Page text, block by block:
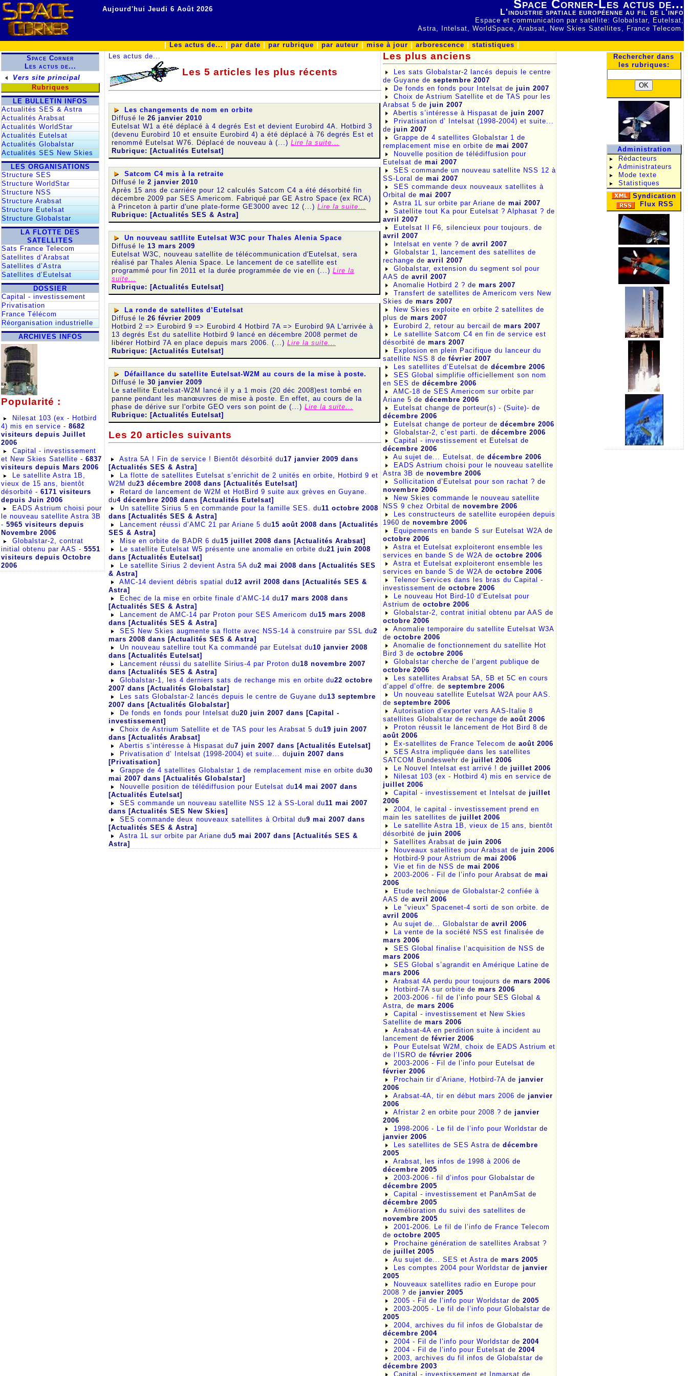
Aujourd'hui Jeudi 6 Août 2026 Space Corner-Les actus de...
L'industrie spatiale européenne au fil de l'info
Espace et communication par satellite: Globalstar, Eutelsat,
Astra, Intelsat, WorldSpace, Arabsat, New Skies Satellites, France Telecom.
Les actus de... par date par rubrique par auteur mise à jour arborescence statistiques
Space Corner
Les actus de...
Vers site principal
Rubriques
LE BULLETIN INFOS
Actualités SES & Astra
Actualités Arabsat
Actualités WorldStar
Actualités Eutelsat
Actualités Globalstar
Actualités SES New Skies
LES ORGANISATIONS
Structure SES
Structure WorldStar
Structure NSS
Structure Arabsat
Structure Eutelsat
Structure Globalstar
LA FLOTTE DES
SATELLITES
Sats France Telecom
Satellites d’Arabsat
Satellites d’Astra
Satellites d’Eutelsat
DOSSIER
Capital - investissement
Privatisation
France Télécom
Réorganisation industrielle
ARCHIVES INFOS
Popularité :
Nilesat 103 (ex - Hotbird
4) mis en service - 8682
visiteurs depuis Juillet
2006
Capital - investissement
et New Skies Satellite - 6837
visiteurs depuis Mars 2006
Le satellite Astra 1B,
vieux de 15 ans, bientôt
désorbité - 6171 visiteurs
depuis Juin 2006
EADS Astrium choisi pour
le nouveau satellite Astra 3B
- 5965 visiteurs depuis
Novembre 2006
Globalstar-2, contrat
initial obtenu par AAS - 5551
visiteurs depuis Octobre
2006
Rechercher dans
les rubriques:
Administration
Rédacteurs
Administrateurs
Mode texte
Statistiques
Syndication
Flux RSS
Les actus de...
Les 5 articles les plus récents
Les changements de nom en orbite
Diffusé le 26 janvier 2010
Eutelsat W1 a été déplacé à 4 degrés Est et devient Eurobird 4A. Hotbird 3
(devenu Eurobird 10 et ensuite Eurobird 4) a été déplacé à 76 degrés Est et
renommé Eutelsat W76. Déplacé de nouveau à (...) Lire la suite...
Rubrique: [Actualités Eutelsat]
Satcom C4 mis à la retraite
Diffusé le 2 janvier 2010
Après 15 ans de carriére pour 12 calculés Satcom C4 a été désorbité fin
décembre 2009 par SES Americom. Fabriqué par GE Astro Space (ex RCA)
à Princeton à partir d'une plate-forme GE3000 avec 12 (...) Lire la suite...
Rubrique: [Actualités SES & Astra]
Un nouveau satllite Eutelsat W3C pour Thales Alenia Space
Diffusé le 13 mars 2009
Eutelsat W3C, nouveau satellite de télécommunication d'Eutelsat, sera
réalisé par Thales Alenia Space. Le lancement de ce satellite est
programmé pour fin 2011 et la durée programmée de vie en (...) Lire la
suite...
Rubrique: [Actualités Eutelsat]
La ronde de satellites d’Eutelsat
Diffusé le 26 février 2009
Hotbird 2 => Eurobird 9 => Eurobird 4 Hotbird 7A => Eurobird 9A L'arrivée à
13 degrés Est du satellite Hotbird 9 lancé en décembre 2008 permet de
libérer Hotbird 7A en place depuis mars 2006. (...) Lire la suite...
Rubrique: [Actualités Eutelsat]
Défaillance du satellite Eutelsat-W2M au cours de la mise à poste.
Diffusé le 30 janvier 2009
Le satellite Eutelsat-W2M lancé il y a 1 mois (20 déc 2008)est tombé en
panne pendant les manœuvres de mise à poste. En effet, au cours de la
phase de dérive sur l'orbite GEO vers son point de (...) Lire la suite...
Rubrique: [Actualités Eutelsat]
Les 20 articles suivants
Astra 5A ! Fin de service ! Bientôt désorbité du17 janvier 2009 dans
[Actualités SES & Astra]
La flotte de satellites Eutelsat s’enrichit de 2 unités en orbite, Hotbird 9 et
W2M du23 décembre 2008 dans [Actualités Eutelsat]
Retard de lancement de W2M et HotBird 9 suite aux grèves en Guyane.
du4 décembre 2008 dans [Actualités Eutelsat]
Un satellite Sirius 5 en commande pour la famille SES.
du11 octobre 2008
dans [Actualités SES & Astra]
Lancement réussi d’AMC 21 par Ariane 5 du15 août 2008 dans [Actualités
SES & Astra]
Mise en orbite de BADR 6 du15 juillet 2008 dans [Actualités Arabsat]
Le satellite Eutelsat W5 présente une anomalie en orbite du21 juin 2008
dans [Actualités Eutelsat]
Le satellite Sirius 2 devient Astra 5A du2 mai 2008 dans [Actualités SES
& Astra]
AMC-14 devient débris spatial du12 avril 2008 dans [Actualités SES &
Astra]
Echec de la mise en orbite finale d’AMC-14 du17 mars 2008 dans
[Actualités SES & Astra]
Lancement de AMC-14 par Proton pour SES Americom du15 mars 2008
dans [Actualités SES & Astra]
SES New Skies augmente sa flotte avec NSS-14 à construire par SSL
du2
mars 2008 dans [Actualités SES & Astra]
Un nouveau satellire tout Ka commandé par Eutelsat du10 janvier 2008
dans [Actualités Eutelsat]
Lancement réussi du satellite Sirius-4 par Proton du18 novembre 2007
dans [Actualités SES & Astra]
Globalstar-1, les 4 derniers sats de rechange mis en orbite du22 octobre
2007 dans [Actualités Globalstar]
Les sats Globalstar-2 lancés depuis le centre de Guyane du13 septembre
2007 dans [Actualités Globalstar]
De fonds en fonds pour Intelsat du20 juin 2007 dans [Capital -
investissement]
Choix de Astrium Satellite et de TAS pour les Arabsat 5 du19 juin 2007
dans [Actualités Arabsat]
Abertis s’intéresse à Hispasat du7 juin 2007 dans [Actualités Eutelsat]
Privatisation d’ Intelsat (1998-2004) et suite...
dujuin 2007 dans
[Privatisation]
Grappe de 4 satellites Globalstar 1 de remplacement mise en orbite du30
mai 2007 dans [Actualités Globalstar]
Nouvelle position de télédiffusion pour Eutelsat du14 mai 2007 dans
[Actualités Eutelsat]
SES commande un nouveau satellite NSS 12 à SS-Loral du11 mai 2007
dans [Actualités SES New Skies]
SES commande deux nouveaux satellites à Orbital du9 mai 2007 dans
[Actualités SES & Astra]
Astra 1L sur orbite par Ariane du5 mai 2007 dans [Actualités SES &
Astra]
Les plus anciens
Les sats Globalstar-2 lancés depuis le centre
de Guyane deseptembre 2007
De fonds en fonds pour Intelsat de juin 2007
Choix de Astrium Satellite et de TAS pour les
Arabsat 5 de juin 2007
Abertis s’intéresse à Hispasat de juin 2007
Privatisation d’ Intelsat (1998-2004) et suite...
de juin 2007
Grappe de 4 satellites Globalstar 1 de
remplacement mise en orbite demai 2007
Nouvelle position de télédiffusion pour
Eutelsat demai 2007
SES commande un nouveau satellite NSS 12 à
SS-Loral
demai 2007
SES commande deux nouveaux satellites à
Orbital
demai 2007
Astra 1L sur orbite par Ariane demai 2007
Satellite tout Ka pour Eutelsat ? Alphasat ? de
avril 2007
Eutelsat II F6, silencieux pour toujours.
de
avril 2007
Intelsat en vente ? deavril 2007
Globalstar 1, lancement des satellites de
rechange deavril 2007
Globalstar, extension du segment sol pour
AAS deavril 2007
Anomalie Hotbird 2 ? demars 2007
Transfert de satellites de Americom vers New
Skies demars 2007
New Skies exploite en orbite 2 satellites de
plus demars 2007
Eurobird 2, retour au bercail
demars 2007
Le satellite Satcom C4 en fin de service est
désorbité demars 2007
Explosion en plein Pacifique du lanceur du
satellite NSS 8 defévrier 2007
Les satellites d’Eutelsat dedécembre 2006
SES Global simplifie officiellement son nom
en SES dedécembre 2006
AMC-18 de SES Americom sur orbite par
Ariane 5 dedécembre 2006
Eutelsat change de porteur(s) - (Suite)- de
décembre 2006
Eutelsat change de porteur dedécembre 2006
Globalstar-2, c’est parti.
dedécembre 2006
Capital - investissement et Eutelsat de
décembre 2006
Au sujet de... Eutelsat.
dedécembre 2006
EADS Astrium choisi pour le nouveau satellite
Astra 3B denovembre 2006
Sollicitation d’Eutelsat pour son rachat ? de
novembre 2006
New Skies commande le nouveau satellite
NSS 9 chez Orbital
denovembre 2006
Les constructeurs de satellite européen depuis
1960 denovembre 2006
Equipements en bande S sur Eutelsat W2A de
octobre 2006
Astra et Eutelsat exploiteront ensemble les
services en bande S de W2A deoctobre 2006
Astra et Eutelsat exploiteront ensemble les
services en bande S de W2A deoctobre 2006
Telenor Services dans les bras du Capital -
investissement deoctobre 2006
Le nouveau Hot Bird-10 d’Eutelsat pour
Astrium deoctobre 2006
Globalstar-2, contrat initial obtenu par AAS de
octobre 2006
Anomalie temporaire du satellite Eutelsat W3A
deoctobre 2006
Anomalie de fonctionnement du satellite Hot
Bird 3 deoctobre 2006
Globalstar cherche de l’argent publique de
octobre 2006
Les satellites Arabsat 5A, 5B et 5C en cours
d’appel d’offre.
deseptembre 2006
Un nouveau satellite Eutelsat W2A pour AAS.
deseptembre 2006
Autorisation d’exporter vers AAS-Italie 8
satellites Globalstar de rechange deaoût 2006
Proton réussit le lancement de Hot Bird 8 de
août 2006
Ex-satellites de France Telecom deaoût 2006
SES Astra impliquée dans les satellites
SATCOM Bundeswehr de juillet 2006
Le Nouvel Intelsat est arrivé ! de juillet 2006
Nilesat 103 (ex - Hotbird 4) mis en service de
juillet 2006
Capital - investissement et Intelsat de juillet
2006
2004, le capital - investissement prend en
main les satellites de juillet 2006
Le satellite Astra 1B, vieux de 15 ans, bientôt
désorbité de juin 2006
Satellites Arabsat de juin 2006
Nouveaux satellites pour Arabsat de juin 2006
Hotbird-9 pour Astrium demai 2006
Vie et fin de NSS demai 2006
2003-2006 - Fil de l’info pour Arabsat demai
2006
Etude technique de Globalstar-2 confiée à
AAS deavril 2006
Le "vieux" Spacenet-4 sorti de son orbite.
de
avril 2006
Au sujet de... Globalstar deavril 2006
La vente de la société NSS est finalisée de
mars 2006
SES Global finalise l’acquisition de NSS de
mars 2006
SES Global s’agrandit en Amérique Latine de
mars 2006
Arabsat 4A perdu pour toujours demars 2006
Hotbird-7A sur orbite demars 2006
2003-2006 - fil de l’info pour SES Global &
Astra,
demars 2006
Capital - investissement et New Skies
Satellite demars 2006
Arabsat-4A en perdition suite à incident au
lancement defévrier 2006
Pour Eutelsat W2M, choix de EADS Astrium et
de l’ISRO defévrier 2006
2003-2006 - Fil de l’info pour Eutelsat de
février 2006
Prochain tir d’Ariane, Hotbird-7A de janvier
2006
Arabsat-4A, tir en début mars 2006 de janvier
2006
Afristar 2 en orbite pour 2008 ? de janvier
2006
1998-2006 - Le fil de l’info pour Worldstar de
janvier 2006
Les satellites de SES Astra dedécembre
2005
Arabsat, les infos de 1998 à 2006 de
décembre 2005
2003-2006 - fil d’infos pour Globalstar de
décembre 2005
Capital - investissement et PanAmSat de
décembre 2005
Amélioration du suivi des satellites de
novembre 2005
2001-2006. Le fil de l’info de France Telecom
deoctobre 2005
Prochaine génération de satellites Arabsat ?
de juillet 2005
Au sujet de... SES et Astra demars 2005
Les comptes 2004 pour Worldstar de janvier
2005
Nouveaux satellites radio en Europe pour
2008 ? de janvier 2005
2005 - Fil de l’info pour Worldstar de2005
2003-2005 - Le fil de l’info pour Globalstar de
2005
2004, archives du fil infos de Globalstar de
décembre 2004
2004 - Fil de l’info pour Worldstar de2004
2004 - Fil de l’info pour Eutelsat de2004
2003, archives du fil infos de Globalstar de
décembre 2003
Capital - investissement et Inmarsat de